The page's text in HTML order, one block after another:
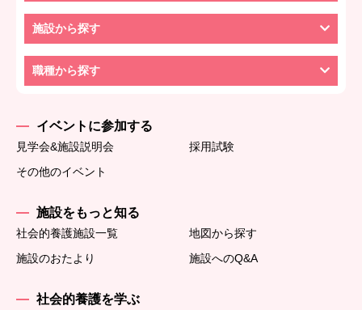
施設から探す
職種から探す
イベントに参加する
見学会&施設説明会
採用試験
その他のイベント
施設をもっと知る
社会的養護施設一覧
地図から探す
施設のおたより
施設へのQ&A
社会的養護を学ぶ